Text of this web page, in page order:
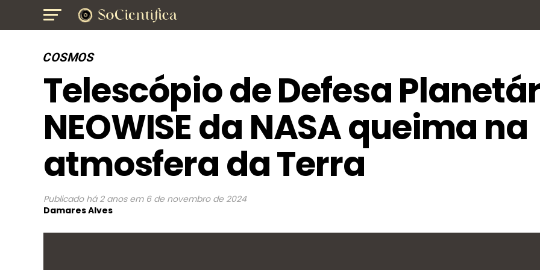
COSMOS
Telescópio de Defesa
NEOWISE da NASA queima na
atmosfera da Terra
Publicado há 2 anos em 6 de novembro de 2024
Damares Alves